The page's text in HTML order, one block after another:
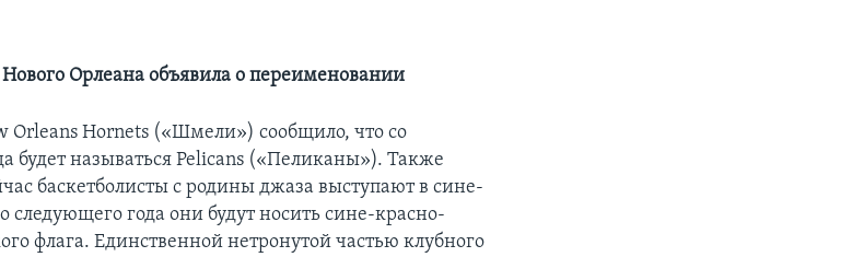
Орлеана объявила о переименовании
Orleans Hornets («Шмели») сообщило, что со
будет называться Pelicans («Пеликаны»). Также
баскетболисты с родины джаза выступают в сине-
следующего года они будут носить сине-красно-
флага. Единственной нетронутой частью клубного